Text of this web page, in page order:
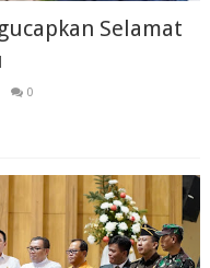
Selamat
0